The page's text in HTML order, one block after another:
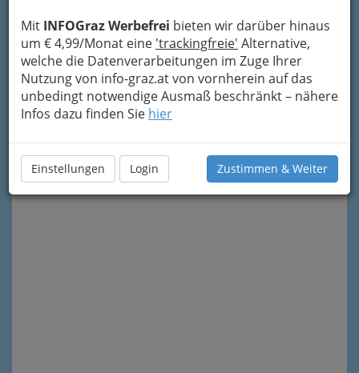
Mit INFOGraz Werbefrei bieten wir darüber hinaus
um € 4,99/Monat eine 'trackingfreie' Alternative,
welche die Datenverarbeitungen im Zuge Ihrer
Nutzung von info-graz.at von vornherein auf das
unbedingt notwendige Ausmaß beschränkt – nähere
Infos dazu finden Sie hier
Einstellungen Login Zustimmen & Weiter
Meine Nachricht senden